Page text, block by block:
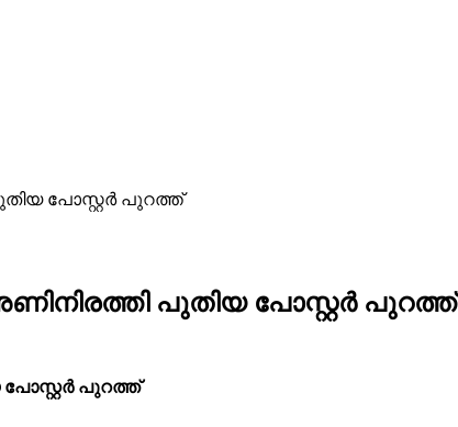
പുതിയ പോസ്റ്റർ പുറത്ത്
അണിനിരത്തി പുതിയ പോസ്റ്റർ പുറത്ത്
പോസ്റ്റർ പുറത്ത്